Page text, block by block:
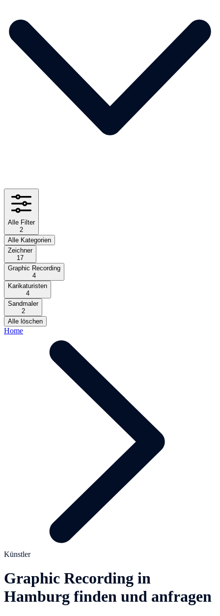
Alle Filter
2
Alle Kategorien
Zeichner
17
Graphic Recording
4
Karikaturisten
4
Sandmaler
2
Alle löschen
Home
Künstler
Graphic Recording in
Hamburg finden und anfragen